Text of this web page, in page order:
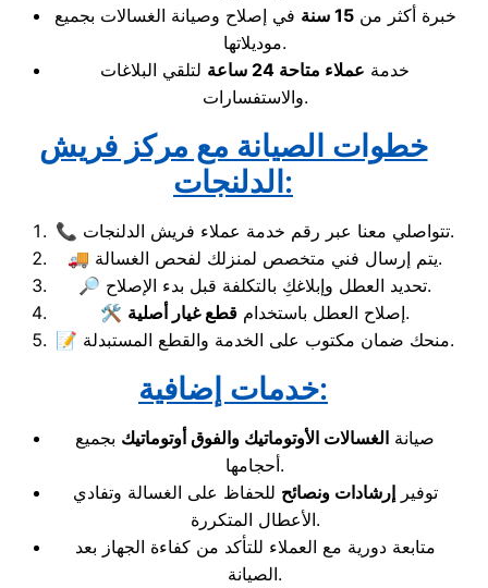
خبرة أكثر من15 سنة
في إصلاح وصيانة الغسالات بجميع
موديلاتها.
خدمة عملاء متاحة 24 ساعة
لتلقي البلاغات
والاستفسارات.
خطوات الصيانة مع مركز فريش
الدلنجات:
📞 تتواصلي معنا عبر رقم خدمة عملاء فريش الدلنجات.
🚚 يتم إرسال فني متخصص لمنزلك لفحص الغسالة.
🔎 تحديد العطل وإبلاغكِ بالتكلفة قبل بدء الإصلاح.
🛠️ إصلاح العطل باستخدام قطع غيار أصلية
.
📝 منحك ضمان مكتوب على الخدمة والقطع المستبدلة.
خدمات إضافية:
صيانة الغسالات الأوتوماتيك والفوق أوتوماتيك بجميع
أحجامها.
توفيرإرشادات ونصائح للحفاظ على الغسالة وتفادي
الأعطال المتكررة.
متابعة دورية مع العملاء للتأكد من كفاءة الجهاز بعد
الصيانة.